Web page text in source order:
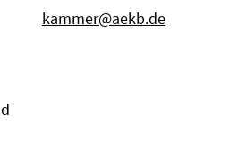
kammer@aekb.de